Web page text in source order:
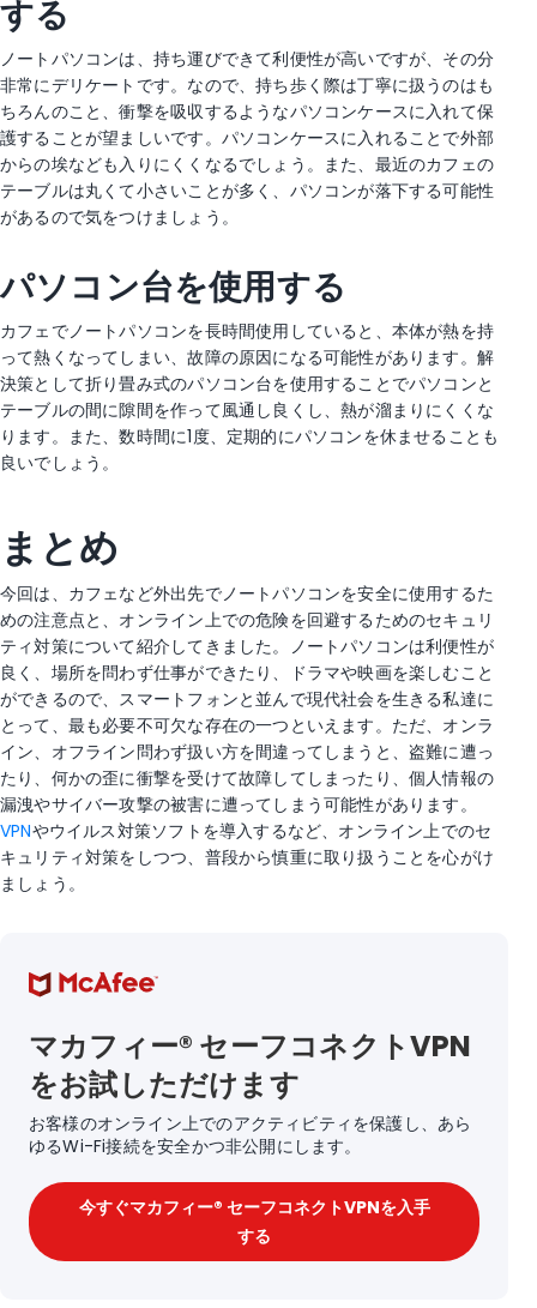
する
ノートパソコンは、持ち運びできて利便性が高いですが、その分
非常にデリケートです。なので、持ち歩く際は丁寧に扱うのはも
ちろんのこと、衝撃を吸収するようなパソコンケースに入れて保
護することが望ましいです。パソコンケースに入れることで外部
からの埃なども入りにくくなるでしょう。また、最近のカフェの
テーブルは丸くて小さいことが多く、パソコンが落下する可能性
があるので気をつけましょう。
パソコン台を使用する
カフェでノートパソコンを長時間使用していると、本体が熱を持
って熱くなってしまい、故障の原因になる可能性があります。解
決策として折り畳み式のパソコン台を使用することでパソコンと
テーブルの間に隙間を作って風通し良くし、熱が溜まりにくくな
ります。また、数時間に1度、定期的にパソコンを休ませることも
良いでしょう。
まとめ
今回は、カフェなど外出先でノートパソコンを安全に使用するた
めの注意点と、オンライン上での危険を回避するためのセキュリ
ティ対策について紹介してきました。ノートパソコンは利便性が
良く、場所を問わず仕事ができたり、ドラマや映画を楽しむこと
ができるので、スマートフォンと並んで現代社会を生きる私達に
とって、最も必要不可欠な存在の一つといえます。ただ、オンラ
イン、オフライン問わず扱い方を間違ってしまうと、盗難に遭っ
たり、何かの歪に衝撃を受けて故障してしまったり、個人情報の
漏洩やサイバー攻撃の被害に遭ってしまう可能性があります。
VPNやウイルス対策ソフトを導入するなど、オンライン上でのセ
キュリティ対策をしつつ、普段から慎重に取り扱うことを心がけ
ましょう。
マカフィー® セーフコネクトVPN
をお試しただけます
お客様のオンライン上でのアクティビティを保護し、あら
ゆるWi-Fi接続を安全かつ非公開にします。
今すぐマカフィー® セーフコネクトVPNを入手
する